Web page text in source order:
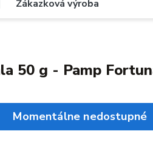
Zákazková výroba
50 g - Pamp
Momentálne nedostupné